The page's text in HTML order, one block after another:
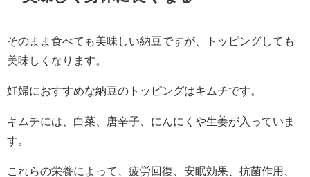
そのまま食べても美味しい納豆ですが、トッピングしても
美味しくなります。
妊婦におすすめな納豆のトッピングはキムチです。
キムチには、白菜、唐辛子、にんにくや生姜が入っていま
す。
これらの栄養によって、疲労回復、安眠効果、抗菌作用、